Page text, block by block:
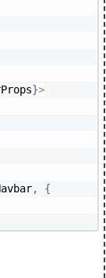
}>
,
{